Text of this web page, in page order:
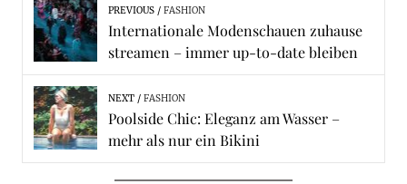
PREVIOUS FASHION
Internationale Modenschauen zuhause
streamen – immer up-to-date bleiben
NEXT FASHION
Poolside Chic: Eleganz am Wasser –
mehr als nur ein Bikini